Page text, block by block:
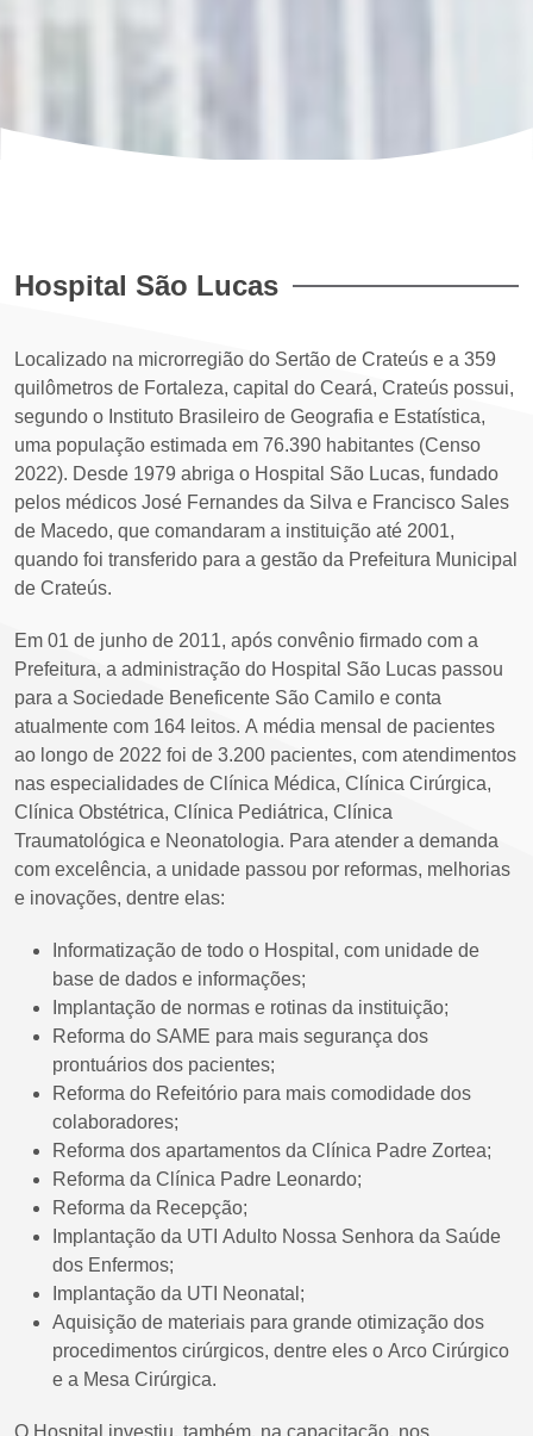
Hospital São Lucas
Localizado na microrregião do Sertão de Crateús e a 359
quilômetros de Fortaleza, capital do Ceará, Crateús possui,
segundo o Instituto Brasileiro de Geografia e Estatística,
uma população estimada em 76.390 habitantes (Censo
2022). Desde 1979 abriga o Hospital São Lucas, fundado
pelos médicos José Fernandes da Silva e Francisco Sales
de Macedo, que comandaram a instituição até 2001,
quando foi transferido para a gestão da Prefeitura Municipal
de Crateús.
Em 01 de junho de 2011, após convênio firmado com a
Prefeitura, a administração do Hospital São Lucas passou
para a Sociedade Beneficente São Camilo e conta
atualmente com 164 leitos. A média mensal de pacientes
ao longo de 2022 foi de 3.200 pacientes, com atendimentos
nas especialidades de Clínica Médica, Clínica Cirúrgica,
Clínica Obstétrica, Clínica Pediátrica, Clínica
Traumatológica e Neonatologia. Para atender a demanda
com excelência, a unidade passou por reformas, melhorias
e inovações, dentre elas:
Informatização de todo o Hospital, com unidade de
base de dados e informações;
Implantação de normas e rotinas da instituição;
Reforma do SAME para mais segurança dos
prontuários dos pacientes;
Reforma do Refeitório para mais comodidade dos
colaboradores;
Reforma dos apartamentos da Clínica Padre Zortea;
Reforma da Clínica Padre Leonardo;
Reforma da Recepção;
Implantação da UTI Adulto Nossa Senhora da Saúde
dos Enfermos;
Implantação da UTI Neonatal;
Aquisição de materiais para grande otimização dos
procedimentos cirúrgicos, dentre eles o Arco Cirúrgico
e a Mesa Cirúrgica.
O Hospital investiu, também, na capacitação, nos